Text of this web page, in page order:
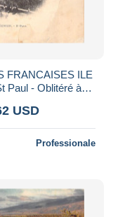
FRANCAISES ILE
Paul - Oblitéré à
USD
Professionale